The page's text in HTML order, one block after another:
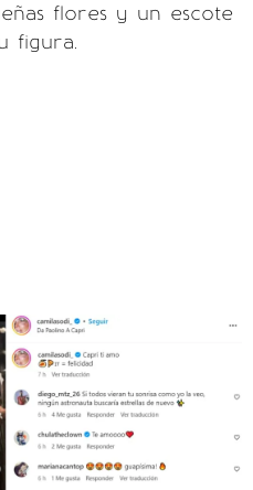
flores y un escote
figura.